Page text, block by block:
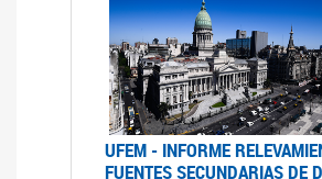
UFEM - INFORME
FUENTES SECUNDARIAS DE